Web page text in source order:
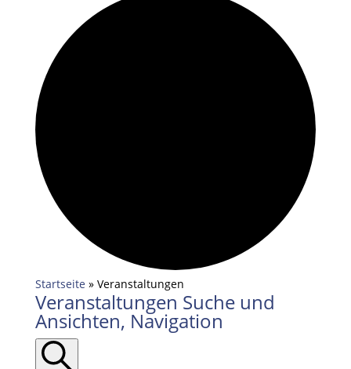
Startseite » Veranstaltungen
Veranstaltungen Suche und
Ansichten, Navigation